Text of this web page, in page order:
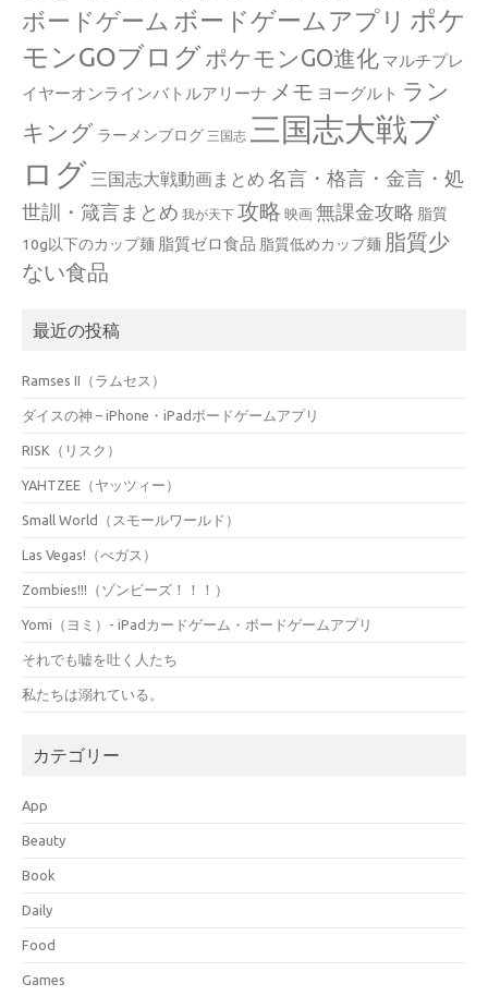
ボードゲーム ボードゲームアプリ ポケ
モンGOブログポケモンGO進化 マルチプレ
イヤーオンラインバトルアリーナ メモ ヨーグルト ラン
キング ラーメンブログ 三国志 三国志大戦ブ
ログ 三国志大戦動画まとめ 名言・格言・金言・処
世訓・箴言まとめ 我が天下 攻略 映画 無課金攻略 脂質
10g以下のカップ麺 脂質ゼロ食品 脂質低めカップ麺 脂質少
ない食品
最近の投稿
Ramses II（ラムセス）
ダイスの神 – iPhone・iPadボードゲームアプリ
RISK（リスク）
YAHTZEE（ヤッツィー）
Small World（スモールワールド）
Las Vegas!（べガス）
Zombies!!!（ゾンビーズ！！！）
Yomi（ヨミ）- iPadカードゲーム・ボードゲームアプリ
それでも嘘を吐く人たち
私たちは溺れている。
カテゴリー
App
Beauty
Book
Daily
Food
Games